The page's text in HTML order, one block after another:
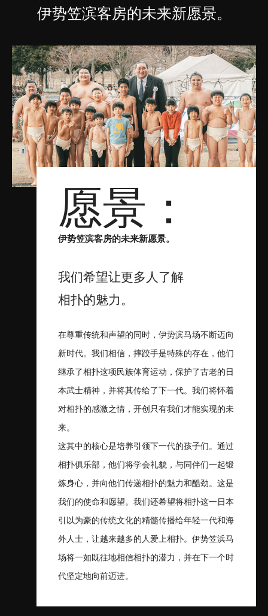
伊势笠滨客房的未来新愿景。
伊势笠滨客房的未来新愿景。
愿景：
我们希望让更多人了解
相扑的魅力。
在尊重传统和声望的同时，伊势滨马场不断迈向
新时代。我们相信，摔跤手是特殊的存在，他们
继承了相扑这项民族体育运动，保护了古老的日
本武士精神，并将其传给了下一代。我们将怀着
对相扑的感激之情，开创只有我们才能实现的未
来。
这其中的核心是培养引领下一代的孩子们。通过
相扑俱乐部，他们将学会礼貌，与同伴们一起锻
炼身心，并向他们传递相扑的魅力和酷劲。这是
我们的使命和愿望。我们还希望将相扑这一日本
引以为豪的传统文化的精髓传播给年轻一代和海
外人士，让越来越多的人爱上相扑。伊势笠浜马
场将一如既往地相信相扑的潜力，并在下一个时
代坚定地向前迈进。